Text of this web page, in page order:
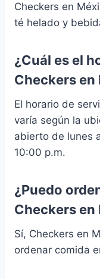
Checkers en
té helado y
¿Cuál es el
Checkers en
El horario de
varía según la
abierto de lunes
10:00 p.m.
¿Puedo
Checkers en
Sí, Checkers en
ordenar comida